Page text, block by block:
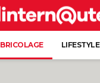
BRICOLAGE LIFESTYLE